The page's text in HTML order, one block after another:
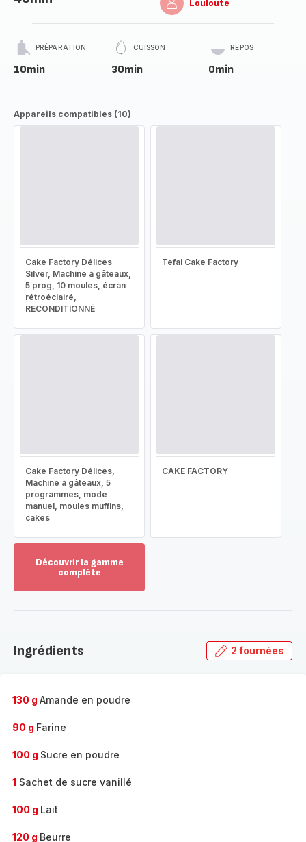
Louloute
PRÉPARATION
10min
CUISSON
30min
REPOS
0min
Appareils compatibles (10)
Cake Factory Délices
Silver, Machine à gâteaux,
5 prog, 10 moules, écran
rétroéclairé,
RECONDITIONNÉ
Tefal Cake Factory
Cake Factory Délices,
Machine à gâteaux, 5
programmes, mode
manuel, moules muffins,
cakes
CAKE FACTORY
Découvrir la gamme
complète
gamme
Ingrédients 2 fournées
130 g Amande en poudre
90 g Farine
100 g Sucre en poudre
1 Sachet de sucre vanillé
100 g Lait
120 g Beurre